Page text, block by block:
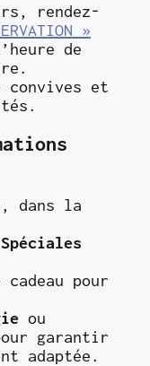
rendez-
»
de
convives et
dans la
Spéciales
pour
ou
garantir
adaptée.